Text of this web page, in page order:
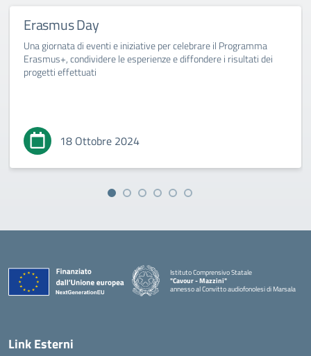
Erasmus Day
Una giornata di eventi e iniziative per celebrare il Programma
Erasmus+, condividere le esperienze e diffondere i risultati dei
progetti effettuati
18 Ottobre 2024
Istituto Comprensivo Statale
"Cavour - Mazzini"
annesso al Convitto audiofonolesi di Marsala
Link Esterni